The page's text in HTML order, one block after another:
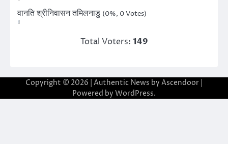
वानति श्रीनिवासन तमिलनाडु (0%, 0 Votes)
Total Voters: 149
Copyright © 2026 | Authentic News by Ascendoor
Powered by WordPress.